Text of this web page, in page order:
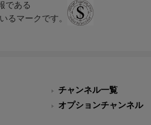
である
るマークです。
チャンネル一覧
オプションチャンネル